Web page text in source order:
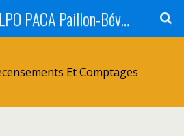
Groupe local LPO PACA Paillon-Bévéra
Et Comptages